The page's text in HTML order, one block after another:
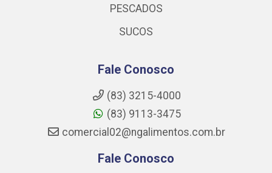
PESCADOS
SUCOS
Fale Conosco
(83) 3215-4000
(83) 9113-3475
comercial02@ngalimentos.com.br
Fale Conosco